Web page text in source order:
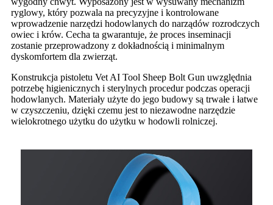
ryglowy, który pozwala na precyzyjne i kontrolowane
wprowadzenie narzędzi hodowlanych do narządów rozrodczych
owiec i krów. Cecha ta gwarantuje, że proces inseminacji
zostanie przeprowadzony z dokładnością i minimalnym
dyskomfortem dla zwierząt.
Konstrukcja pistoletu Vet AI Tool Sheep Bolt Gun uwzględnia
potrzebę higienicznych i sterylnych procedur podczas operacji
hodowlanych. Materiały użyte do jego budowy są trwałe i łatwe
w czyszczeniu, dzięki czemu jest to niezawodne narzędzie
wielokrotnego użytku do użytku w hodowli rolniczej.